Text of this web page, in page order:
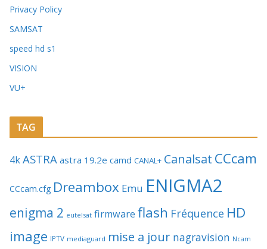
Privacy Policy
SAMSAT
speed hd s1
VISION
VU+
TAG
4kASTRA astra 19.2e camd CANAL+ Canalsat CCcam
CCcam.cfg Dreambox Emu ENIGMA2
enigma 2 eutelsat firmware flash Fréquence HD
image IPTV mediaguard mise a jour nagravision Ncam